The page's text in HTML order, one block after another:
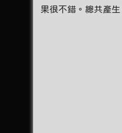
果很不錯。總共產